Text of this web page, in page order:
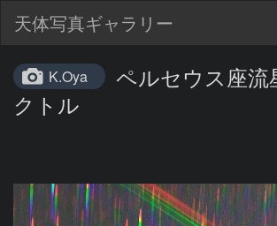
天体写真ギャラリー
K.Oya
ペルセウス座流
クトル